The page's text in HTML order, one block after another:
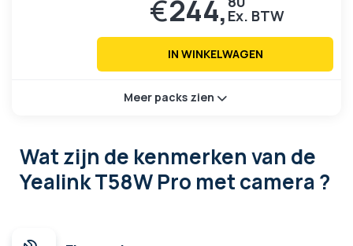
€244,
IN WINKELWAGEN
Meer packs zien
Wat zijn de kenmerkenvan de
Yealink T58W Pro met camera ?